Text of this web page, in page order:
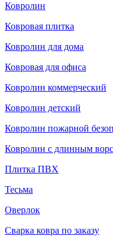
Ковролин
Ковровая плитка
Ковролин для дома
Ковровая для офиса
Ковролин коммерческий
Ковролин детский
Ковролин пожарной
Ковролин с длинным
Плитка ПВХ
Тесьма
Оверлок
Сварка ковра по заказу